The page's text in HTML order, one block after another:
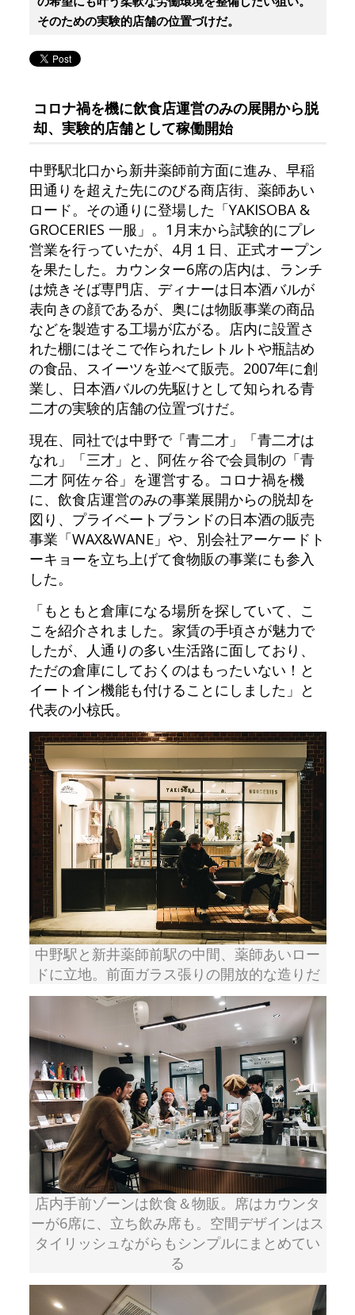
そのための実験的店舗の位置づけだ。
コロナ禍を機に飲食店運営のみの展開から脱
却、実験的店舗として稼働開始
中野駅北口から新井薬師前方面に進み、早稲
田通りを超えた先にのびる商店街、薬師あい
ロード。その通りに登場した「YAKISOBA &
GROCERIES 一服」。1月末から試験的にプレ
営業を行っていたが、4月１日、正式オープン
を果たした。カウンター6席の店内は、ランチ
は焼きそば専門店、ディナーは日本酒バルが
表向きの顔であるが、奥には物販事業の商品
などを製造する工場が広がる。店内に設置さ
れた棚にはそこで作られたレトルトや瓶詰め
の食品、スイーツを並べて販売。2007年に創
業し、日本酒バルの先駆けとして知られる青
二才の実験的店舗の位置づけだ。
現在、同社では中野で「青二才」「青二才は
なれ」「三才」と、阿佐ヶ谷で会員制の「青
二才 阿佐ヶ谷」を運営する。コロナ禍を機
に、飲食店運営のみの事業展開からの脱却を
図り、プライベートブランドの日本酒の販売
事業「WAX&WANE」や、別会社アーケードト
ーキョーを立ち上げて食物販の事業にも参入
した。
「もともと倉庫になる場所を探していて、こ
こを紹介されました。家賃の手頃さが魅力で
したが、人通りの多い生活路に面しており、
ただの倉庫にしておくのはもったいない！と
イートイン機能も付けることにしました」と
代表の小椋氏。
中野駅と新井薬師前駅の中間、薬師あいロー
ドに立地。前面ガラス張りの開放的な造りだ
店内手前ゾーンは飲食＆物販。席はカウンタ
ーが6席に、立ち飲み席も。空間デザインはス
タイリッシュながらもシンプルにまとめてい
る